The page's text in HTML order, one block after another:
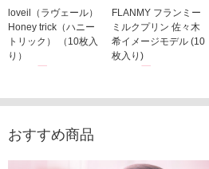
loveil（ラヴェール）
Honey trick（ハニー
トリック） （10枚入
り）
FLANMY フランミー
ミルクプリン 佐々木
希イメージモデル (10
枚入り)
おすすめ商品